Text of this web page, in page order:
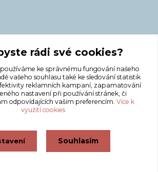
rádi své cookies?
ke správnému fungování našeho
vašeho souhlasu také ke sledování statistik
reklamních kampaní, zapamatování
nastavení při používání stránek, či
odpovídajících vašim preferencím. Více k
využití cookies
Souhlasím